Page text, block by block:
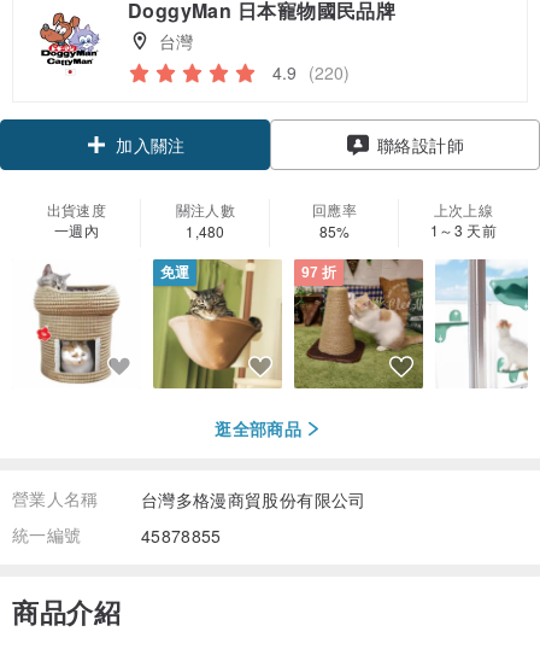
DoggyMan 日本寵物國民品牌
台灣
4.9 (220)
加入關注 聯絡設計師
出貨速度
一週內
關注人數
1,480
回應率
85%
上次上線
1～3 天前
免運 97 折
逛全部商品
營業人名稱
台灣多格漫商貿股份有限公司
統一編號
45878855
商品介紹